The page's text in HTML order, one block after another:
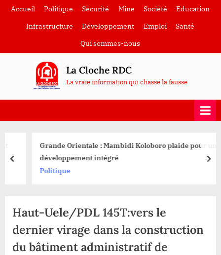
SkipAccueil Politique Sécurité Mine Société
Education
Infrastructure
Développement Emploi
Santé
Qui sommes-nous
La Cloche RDC
La vraie information qui chasse la fausse
Grande Orientale : Mambidi Koloboro plaide pour un
développement intégré
Politique
prev
Haut-Uele/PDL 145T:vers le
dernier virage dans la construction
du bâtiment administratif de